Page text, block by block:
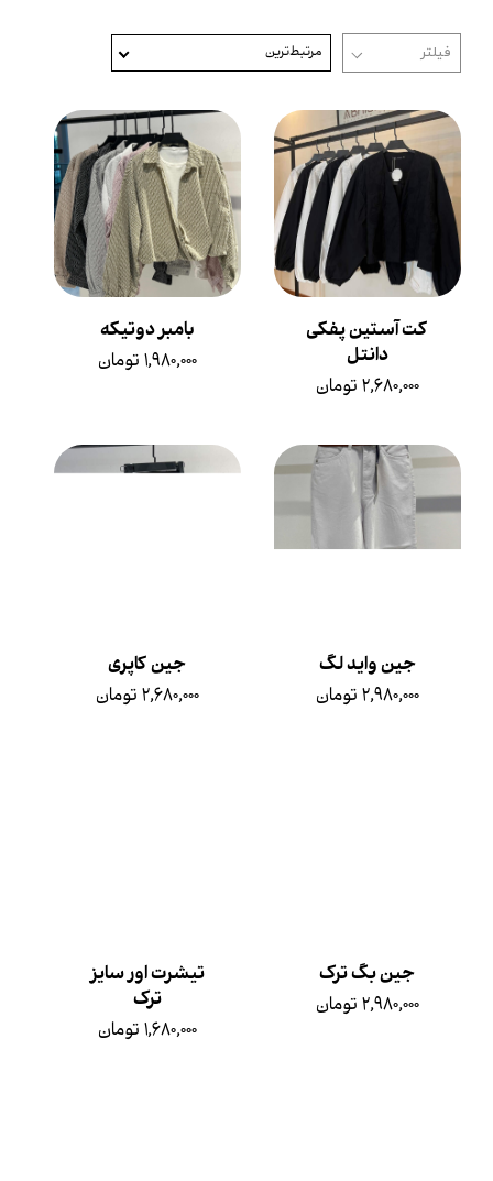
مرتبط‌ترین
کت آستین پفکی
دانتل
۲,۶۸۰,۰۰۰ تومان
بامبر دوتیکه
۱,۹۸۰,۰۰۰ تومان
جین واید لگ
۲,۹۸۰,۰۰۰ تومان
جین کاپری
۲,۶۸۰,۰۰۰ تومان
جین بگ ترک
۲,۹۸۰,۰۰۰ تومان
تیشرت اور سایز
ترک
۱,۶۸۰,۰۰۰ تومان